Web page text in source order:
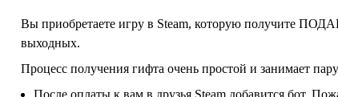
Вы приобретаете игру в Steam, которую получите
выходных.
Процесс получения гифта очень простой и занимает
После оплаты к вам в друзья Steam добавится бот.